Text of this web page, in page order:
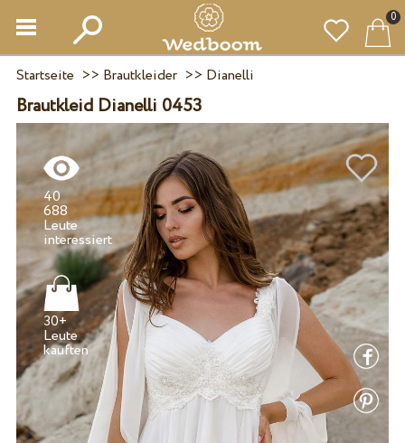
0
Startseite >> Brautkleider>> Dianelli
Brautkleid Dianelli 0453
40
688
Leute
interessiert
30+
Leute
kauften